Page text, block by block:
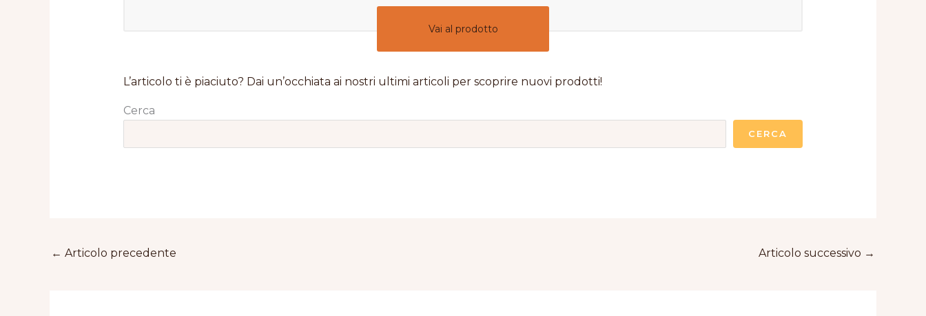
Vai al prodotto
L’articolo ti è piaciuto? Dai un’occhiata ai nostri ultimi articoli per scoprire nuovi prodotti!
Cerca
CERCA
← Articolo precedente Articolo successivo →